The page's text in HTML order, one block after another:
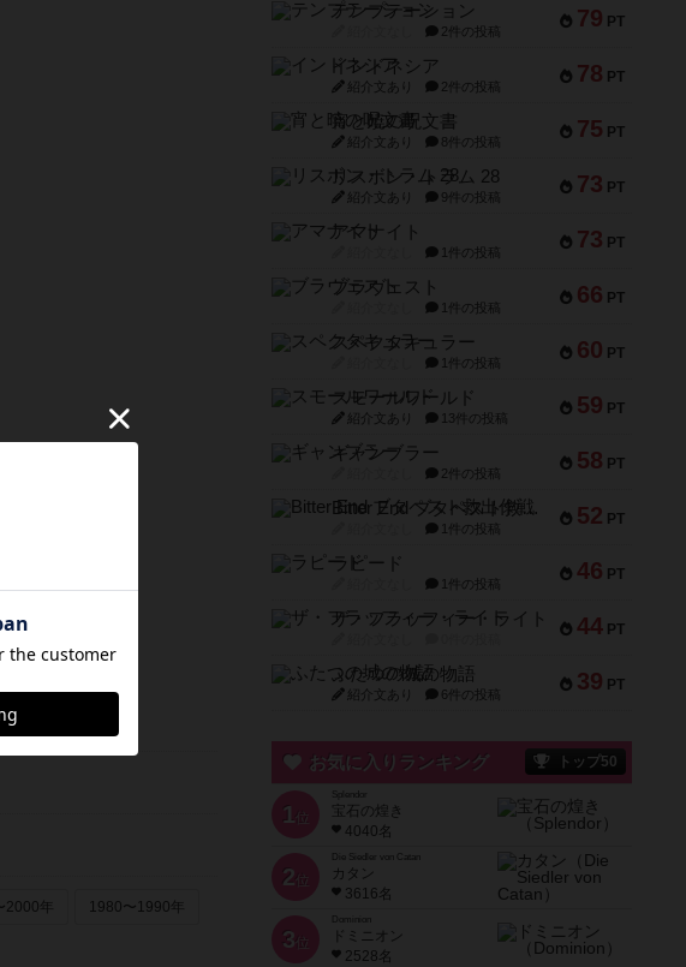
2000年 1980〜1990年
79 PT
テンプテーション
2件の投稿
78 PT
インドネシア
紹介文あり 2件の投稿
75 PT
宵と暁の呪文書
紹介文あり 8件の投稿
73 PT
リスボン・トラム 28
紹介文あり 9件の投稿
73 PT
アマナイト
1件の投稿
66 PT
ブラヴェスト
1件の投稿
60 PT
スペクタキュラー
1件の投稿
59 PT
スモールワールド
紹介文あり 13件の投稿
58 PT
ギャンブラー
2件の投稿
52 PT
Bitter End ブタペスト救出作戦
1件の投稿
46 PT
ラピード
1件の投稿
44 PT
ザ・フラッフィー・ライト
39 PT
ふたつの城の物語
紹介文あり 6件の投稿
お気に入りランキング トップ50
1 位
宝石の煌き
4040名
2 位
Die Siedler von Catan
カタン
3616名
3 位
ドミニオン
2528名